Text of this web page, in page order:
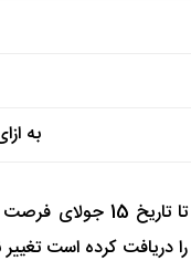
به
در صورتی که مدرک تمکن
را دریافت کرده است